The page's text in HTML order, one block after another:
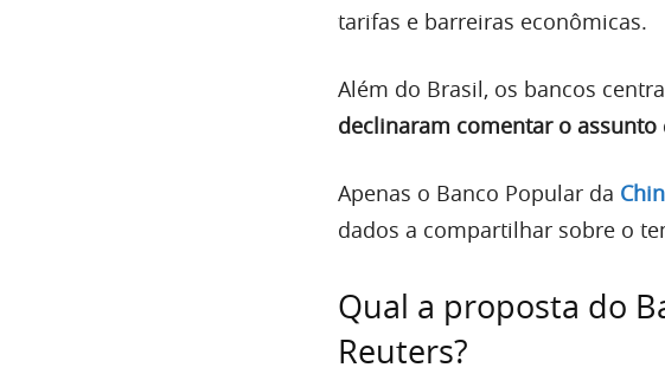
tarifas e barreiras econômicas.
Além do Brasil, os bancos
declinaram comentar o assunto
Apenas o Banco Popular da
dados a compartilhar sobre o
Qual a proposta do
Reuters?